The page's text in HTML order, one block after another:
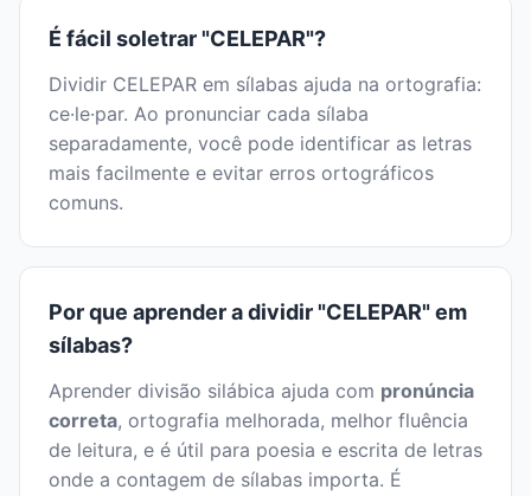
É fácil soletrar "CELEPAR"?
Dividir CELEPAR em sílabas ajuda na ortografia:
ce·le·par. Ao pronunciar cada sílaba
separadamente, você pode identificar as letras
mais facilmente e evitar erros ortográficos
comuns.
Por que aprender a dividir "CELEPAR" em
sílabas?
Aprender divisão silábica ajuda com pronúncia
correta, ortografia melhorada, melhor fluência
de leitura, e é útil para poesia e escrita de letras
onde a contagem de sílabas importa. É